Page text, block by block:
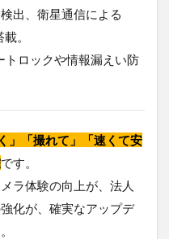
出、衛星通信による
。
トロックや情報漏えい防
」「撮れて」「速くて安
です。
ラ体験の向上が、法人
化が、確実なアップデ